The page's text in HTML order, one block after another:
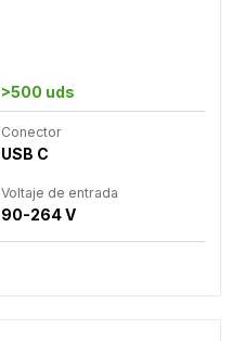
>500 uds
Conector
USB C
Voltaje de entrada
90-264 V